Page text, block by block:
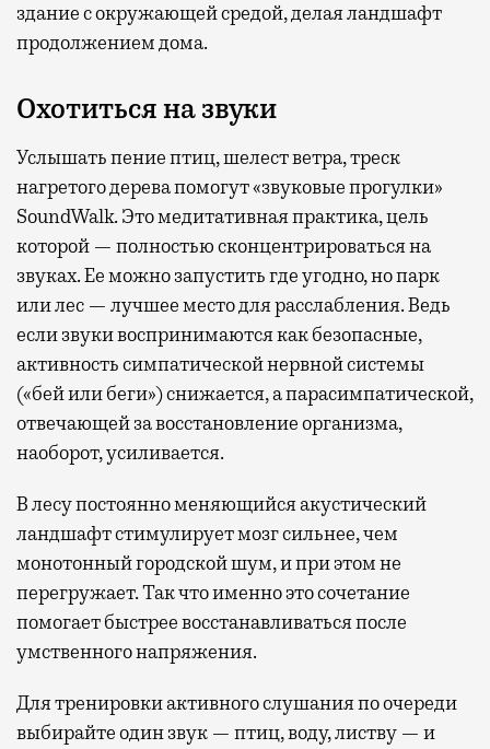
здание с окружающей средой, делая ландшафт
продолжением дома.
Охотиться на звуки
Услышать пение птиц, шелест ветра, треск
нагретого дерева помогут «звуковые прогулки»
SoundWalk. Это медитативная практика, цель
которой — полностью сконцентрироваться на
звуках. Ее можно запустить где угодно, но парк
или лес — лучшее место для расслабления. Ведь
если звуки воспринимаются как безопасные,
активность симпатической нервной системы
(«бей или беги») снижается, а парасимпатической,
отвечающей за восстановление организма,
наоборот, усиливается.
В лесу постоянно меняющийся акустический
ландшафт стимулирует мозг сильнее, чем
монотонный городской шум, и при этом не
перегружает. Так что именно это сочетание
помогает быстрее восстанавливаться после
умственного напряжения.
Для тренировки активного слушания по очереди
выбирайте один звук — птиц, воду, листву — и